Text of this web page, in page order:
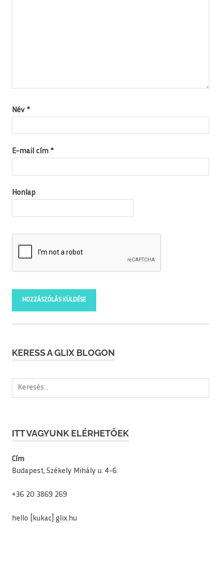
Név *
E-mail cím *
Honlap
KERESS A GLIX BLOGON
Keresés:
ITT VAGYUNK ELÉRHETŐEK
Cím
Budapest, Székely Mihály u. 4-6.
+36 20 3869 269
hello [kukac] glix.hu